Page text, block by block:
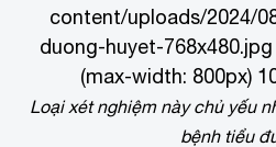
content/uploads/2024/
duong-huyet-
(max-width: 800px)
Loại xét nghiệm này chủ yếu
bệnh tiểu